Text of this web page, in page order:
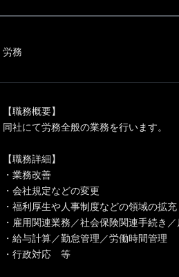
労務
【職務概要】
同社にて労務全般の業務を行います。
【職務詳細】
・業務改善
・会社規定などの変更
・福利厚生や人事制度などの領域の拡充
・雇用関連業務／社会保険関連手続き
・給与計算／勤怠管理／労働時間管理
・行政対応 等